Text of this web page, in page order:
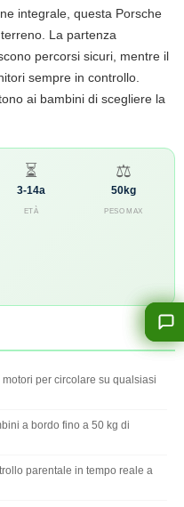
integrale, questa Porsche
La partenza
percorsi sicuri, mentre il
sempre in controllo.
ai bambini di scegliere la
⏳
3-14a
ETÀ
⚖
50kg
PESO MAX
per circolare su qualsiasi
a bordo fino a 50 kg di
parentale in tempo reale a